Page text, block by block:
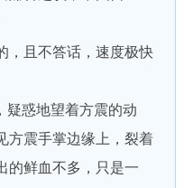
且不答话，速度极快
惑地望着方震的动
方震手掌边缘上，裂着
的鲜血不多，只是一